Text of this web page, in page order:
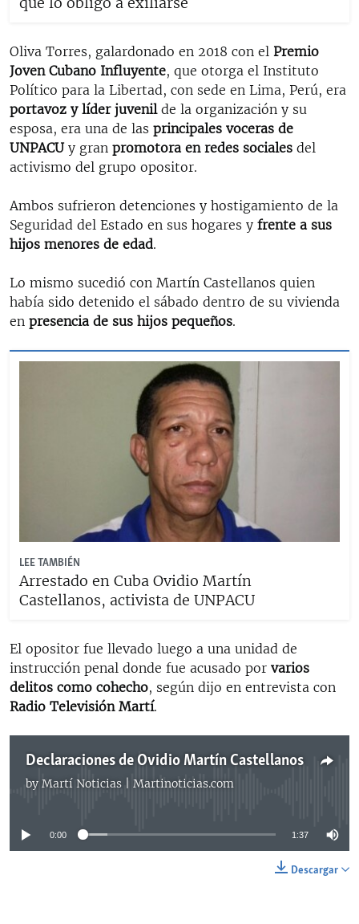
Oliva Torres, galardonado en 2018 con el Premio
Joven Cubano Influyente, que otorga el Instituto
Político para la Libertad, con sede en Lima, Perú, era
portavoz y líder juvenil de la organización y su
esposa, era una de las principales voceras de
UNPACUy gran promotora en redes sociales del
activismo del grupo opositor.
Ambos sufrieron detenciones y hostigamiento de la
Seguridad del Estado en sus hogares y frente a sus
hijos menores de edad.
Lo mismo sucedió con Martín Castellanos quien
había sido detenido el sábado dentro de su vivienda
en presencia de sus hijos pequeños.
LEE TAMBIÉN
Arrestado en Cuba Ovidio Martín
Castellanos, activista de UNPACU
El opositor fue llevado luego a una unidad de
instrucción penal donde fue acusado por varios
delitos como cohecho, según dijo en entrevista con
Radio Televisión Martí.
Declaraciones de Ovidio Martín Castellanos
by Martí Noticias | Martinoticias.com
No media source currently available
0:00 1:37
Descargar